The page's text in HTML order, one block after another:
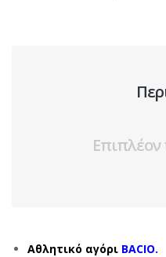
Αθλητικό αγόρι BACIO.